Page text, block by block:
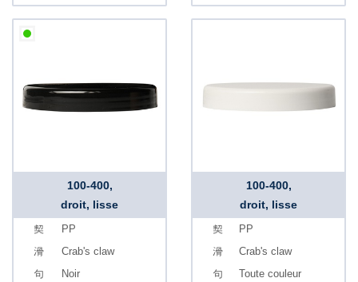
100-400,
droit, lisse
PP
Crab's claw
Noir
100-400,
droit, lisse
PP
Crab's claw
Toute couleur